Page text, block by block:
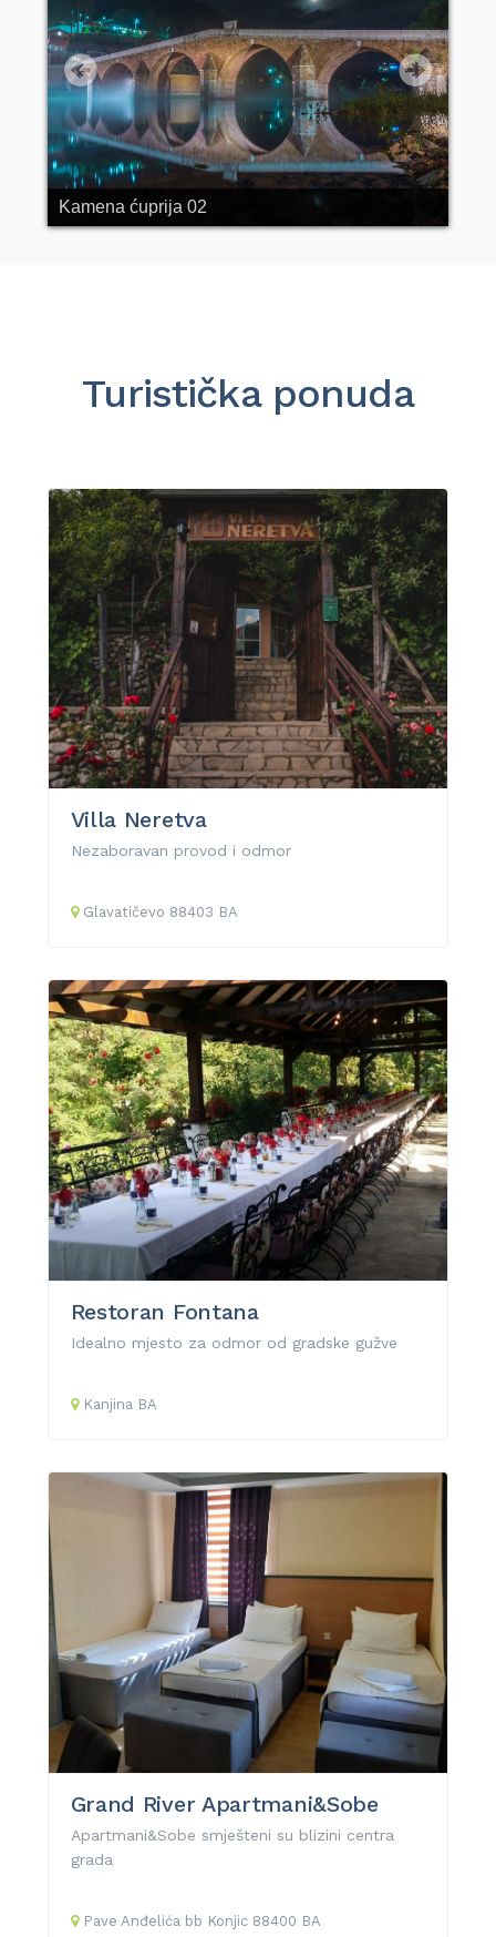
Kamena ćuprija 02
Turistička ponuda
Villa Neretva
Nezaboravan provod i odmor
Glavatičevo 88403 BA
Restoran Fontana
Idealno mjesto za odmor od gradske gužve
Kanjina BA
Grand River Apartmani&Sobe
Apartmani&Sobe smješteni su blizini centra
grada
Pave Anđelića bb Konjic 88400 BA